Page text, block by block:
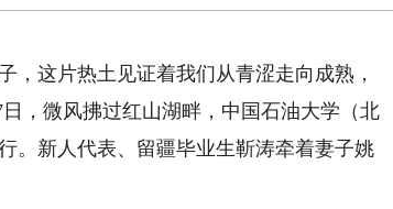
这片热土见证着我们从青涩走向成熟，
，微风拂过红山湖畔，中国石油大学（北
。新人代表、留疆毕业生靳涛牵着妻子姚